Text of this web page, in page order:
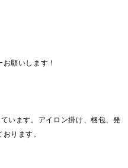
願いします！
います。アイロン掛け、梱包、発
ります。